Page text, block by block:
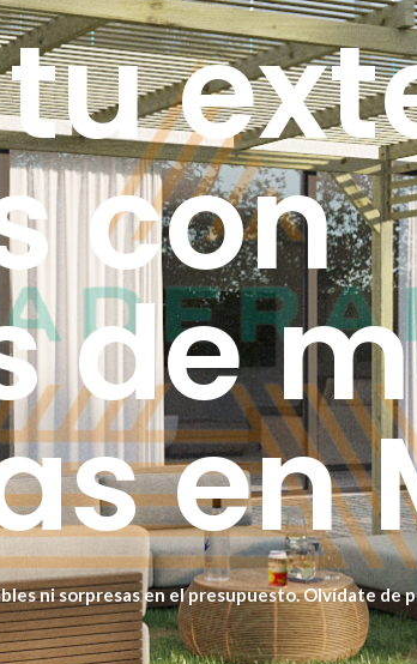
con
de
en
ni sorpresas en el presupuesto. Olvídate de
¿El resultado? Una pérgola de madera